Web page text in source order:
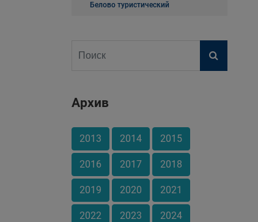
Белово туристический
Архив
2013 2014 2015
2016 2017 2018
2019 2020 2021
2022 2023 2024